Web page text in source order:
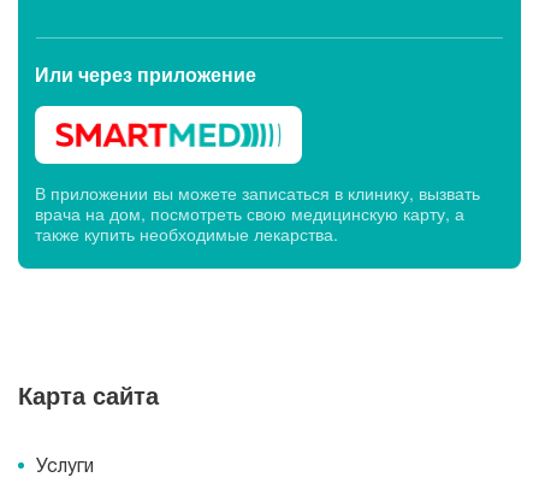
Или через приложение
В приложении вы можете записаться в клинику, вызвать
врача на дом, посмотреть свою медицинскую карту, а
также купить необходимые лекарства.
Карта сайта
Услуги